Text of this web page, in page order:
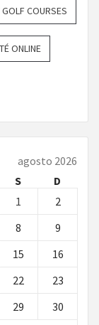
COURSES
ONLINE
agosto 2026
S
D
1
2
8
9
15
16
22
23
29
30